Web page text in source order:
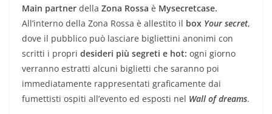
Main partner della Zona Rossa è Mysecretcase.
All’interno della Zona Rossa è allestito il box Your secret,
dove il pubblico può lasciare bigliettini anonimi con
scritti i propri desideri più segreti e hot: ogni giorno
verranno estratti alcuni biglietti che saranno poi
immediatamente rappresentati graficamente dai
fumettisti ospiti all’evento ed esposti nel Wall of dreams.